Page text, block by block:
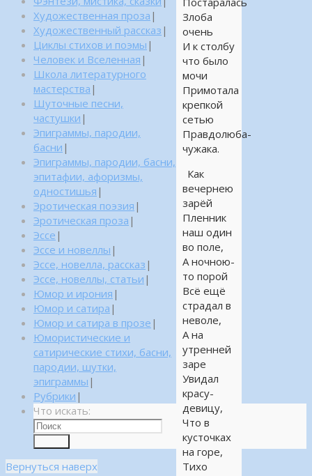
Злоба
очень
И к столбу
что было
мочи
Примотала
крепкой
сетью
Правдолюба-
чужака.
Как
вечернею
зарёй
Пленник
наш один
во поле,
А ночною-
то порой
Всё ещё
страдал в
неволе,
А на
утренней
заре
Увидал
красу-
девицу,
Что в
кусточках
на горе,
Тихо
Художественная проза |
Художественный рассказ |
Циклы стихов и поэмы |
Человек и Вселенная |
Школа литературного
мастерства |
Шуточные песни,
частушки |
Эпиграммы, пародии,
басни |
Эпиграммы, пародии, басни,
эпитафии, афоризмы,
одностишья |
Эротическая поэзия |
Эротическая проза |
Эссе |
Эссе и новеллы |
Эссе, новелла, рассказ |
Эссе, новеллы, статьи |
Юмор и ирония |
Юмор и сатира |
Юмор и сатира в прозе |
Юмористические и
сатирические стихи, басни,
пародии, шутки,
эпиграммы |
Рубрики |
Что искать:
Вернуться наверх